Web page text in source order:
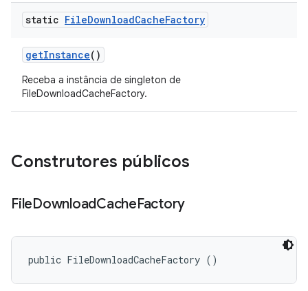
static FileDownloadCacheFactory
getInstance()
Receba a instância de singleton de
FileDownloadCacheFactory.
Construtores públicos
FileDownloadCacheFactory
public FileDownloadCacheFactory ()